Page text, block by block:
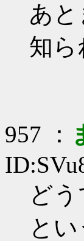
あ
知ら
957 ：
ど
とい